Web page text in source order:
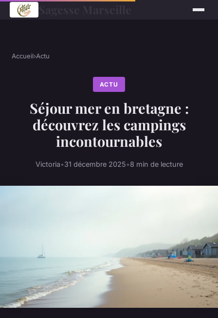
Accueil›Actu
ACTU
Séjour mer en bretagne :
découvrez les campings
incontournables
Victoria•31 décembre 2025•8 min de lecture